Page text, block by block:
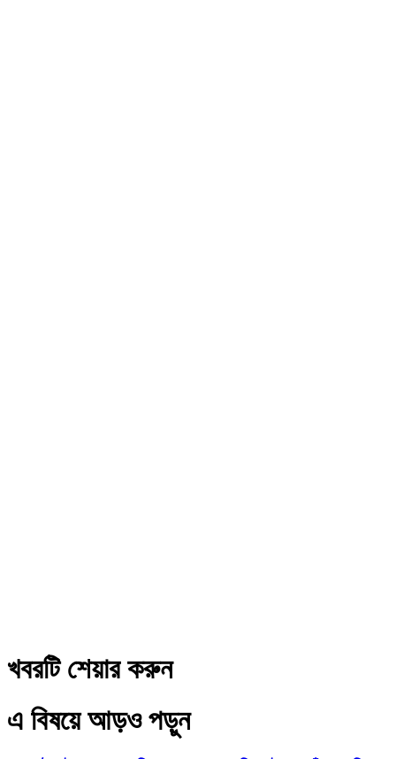
খবরটি শেয়ার করুন
এ বিষয়ে আড়ও পড়ুন